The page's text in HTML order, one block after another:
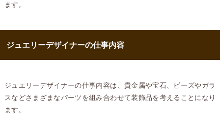
ます。
ジュエリーデザイナーの仕事内容
ジュエリーデザイナーの仕事内容は、貴金属や宝石、ビーズやガラ
スなどさまざまなパーツを組み合わせて装飾品を考えることになり
ます。